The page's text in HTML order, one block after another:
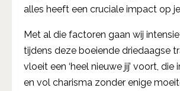
alles heeft een cruciale impact op
Met al die factoren gaan wij
tijdens deze boeiende driedaagse
vloeit een ‘heel nieuwe jij’ voort, die
en vol charisma zonder enige